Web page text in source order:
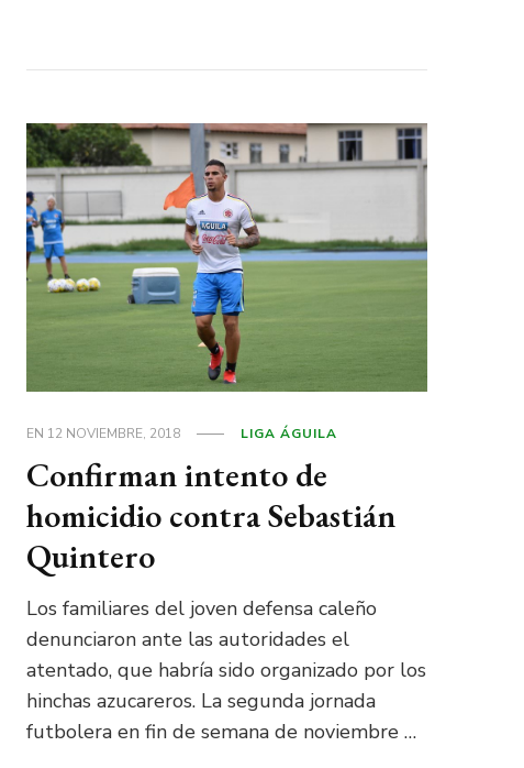
EN 12 NOVIEMBRE, 2018 LIGA ÁGUILA
Confirman intento de
homicidio contra Sebastián
Quintero
Los familiares del joven defensa caleño
denunciaron ante las autoridades el
atentado, que habría sido organizado por los
hinchas azucareros. La segunda jornada
futbolera en fin de semana de noviembre …